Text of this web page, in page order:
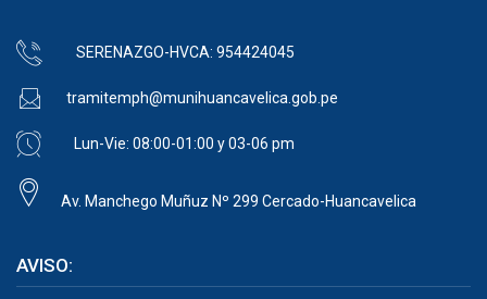
SERENAZGO-HVCA: 954424045
tramitemph@munihuancavelica.gob.pe
Lun-Vie: 08:00-01:00 y 03-06 pm
Av. Manchego Muñuz Nº 299 Cercado-Huancavelica
AVISO: